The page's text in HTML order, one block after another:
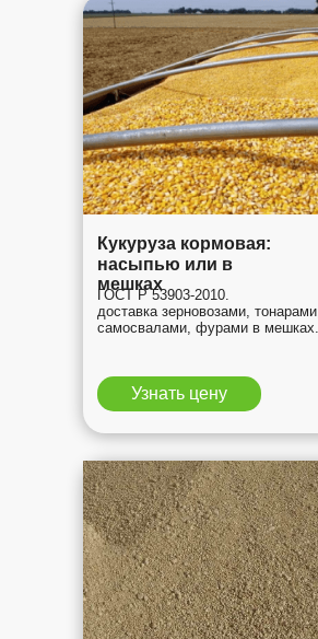
Кукуруза кормовая:
насыпью или в
мешках
ГОСТ Р 53903-2010.
доставка зерновозами, тонарами,
самосвалами, фурами в мешках.
Узнать цену